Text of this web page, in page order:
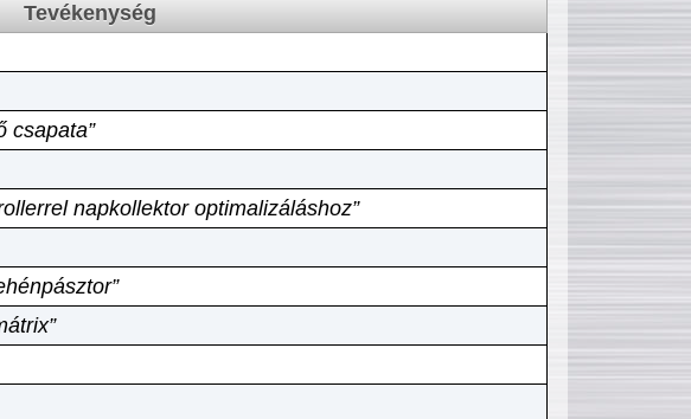
Tevékenység
csapata”
napkollektor optimalizáláshoz”